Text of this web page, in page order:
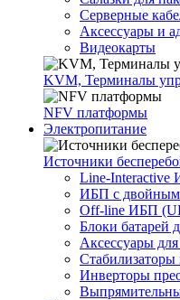
Серверные
Аксессуары и
Видеокарты
KVM, Терминалы
NFV платформы
Электропитание
Источники
Line-Interactive
ИБП с двойным
Off-line ИБП
Блоки батарей
Аксессуары
Инверторы